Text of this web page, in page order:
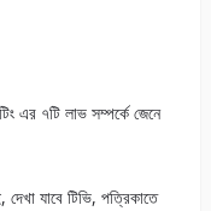
এর ৭টি লাভ সম্পর্কে জেনে
যাবে টিভি, পত্রিকাতে